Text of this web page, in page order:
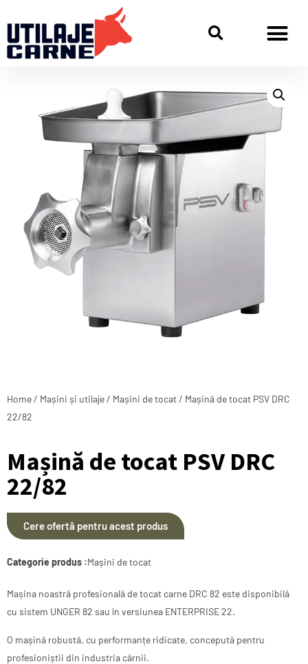
Home / Mașini și utilaje / Mașini de tocat / Mașină de tocat PSV DRC
22/82
Mașină de tocat PSV DRC
22/82
Cere ofertă pentru acest produs
Categorie produs :Mașini de tocat
Mașina noastră profesională de tocat carne DRC 82 este disponibilă
cu sistem UNGER 82 sau în versiunea ENTERPRISE 22.
O mașină robustă, cu performanțe ridicate, concepută pentru
profesioniștii din industria cărnii.